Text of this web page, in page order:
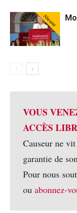
Abonné
VOUS
ACCÈS
Causeur ne
garantie de
Pour nous
ou abonnez-